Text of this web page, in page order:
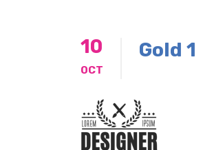
10
OCT
Gold 1